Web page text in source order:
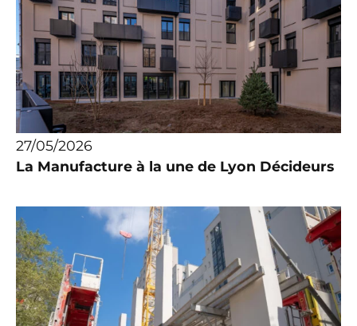
27/05/2026
La Manufacture à la une de Lyon Décideurs